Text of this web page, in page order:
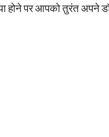
होने पर आपको तुरंत अपने